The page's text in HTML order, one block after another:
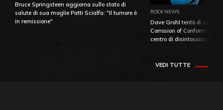
Bruce Springsteen aggiorna sullo stato di
salute di sua moglie Patti Scialfa: "Il tumore è
in remissione"
ROCK NEWS
Dave Grohl tentò di
Corrosion of Conformity
centro di
VEDI TUTTE